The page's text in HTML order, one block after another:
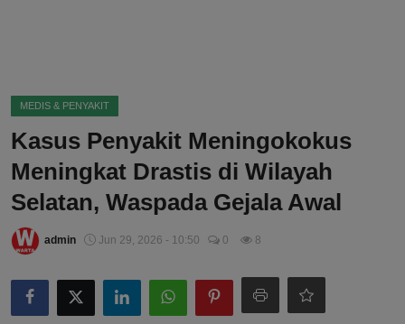
MEDIS & PENYAKIT
Kasus Penyakit Meningokokus
Meningkat Drastis di Wilayah
Selatan, Waspada Gejala Awal
admin Jun 29, 2026 - 10:50 0 8